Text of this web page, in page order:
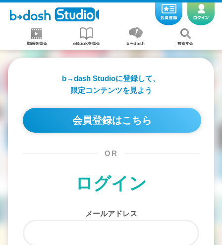
b→dash Studioに登録して、
限定コンテンツを見よう
会員登録はこちら
OR
ログイン
メールアドレス